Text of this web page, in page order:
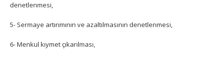
denetlenmesi,
5- Sermaye artırımının ve azaltılmasının denetlenmesi,
6- Menkul kıymet çıkarılması,